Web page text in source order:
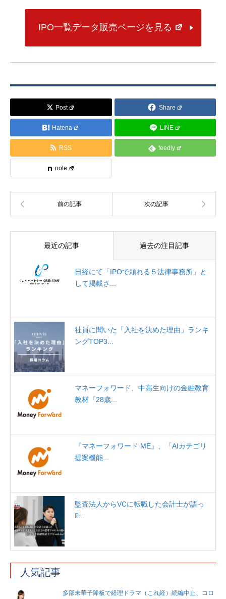
IPO一覧データ販売ページを見る
Post Share
Hatena LINE
RSS feedly
note
最近の記事 過去の注目記事
日経にて「IPOで頼れる５法律事務所」と
して掲載さ...
社員に聞いた「入社を決めた理由」ランキ
ングTOP3...
マネーフォワード、中高生向けの金融教育
教材『28歳...
『マネーフォワード ME』、「AIカテゴリ
提案機能...
監査法人からVCに転職した会計士が語っ
た̶...
人気記事
多部未華子降板で経理ドラマ（これ経）続編中止、コロ